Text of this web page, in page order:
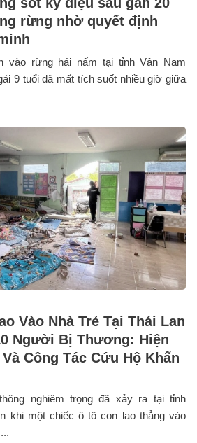
rừng nhờ quyết định
vào rừng hái nấm tại tỉnh Vân Nam
9 tuổi đã mất tích suốt nhiều giờ giữa
Vào Nhà Trẻ Tại Thái Lan
Người Bị Thương: Hiện
Công Tác Cứu Hộ Khẩn
nghiêm trọng đã xảy ra tại tỉnh
khi một chiếc ô tô con lao thẳng vào